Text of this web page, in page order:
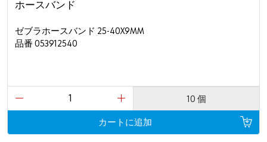
ホースバンド
ゼブラホースバンド 25-40X9MM
品番 053912540
10 個
カートに追加